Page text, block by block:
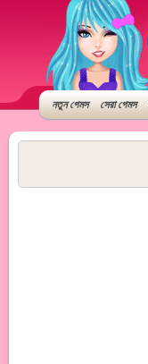
নতুন গেমস সেরা গেমস